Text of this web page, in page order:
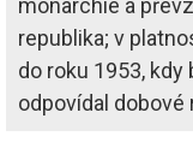
monarchie a
republika; v
do roku 1953,
odpovídal dobové